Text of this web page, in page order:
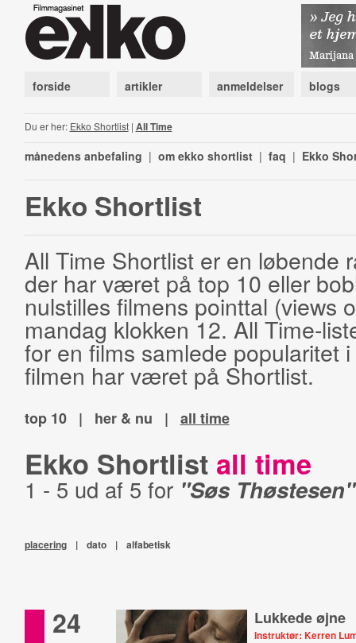
forside artikler anmeldelser blogs
Du er her: Ekko Shortlist| All Time
månedens anbefaling | om ekko shortlist | faq | Ekko
Ekko Shortlist
All Time Shortlist er en løbende
der har været på top 10 eller
nulstilles filmens pointtal (views
mandag klokken 12. All Time-
for en films samlede popularitet
filmen har været på Shortlist.
top 10 | her & nu | all time
Ekko Shortlist all time
1 - 5 ud af 5 for "Søs Thøstesen"
placering | dato | alfabetisk
24 Lukkede øjne
Instruktør: Kerren